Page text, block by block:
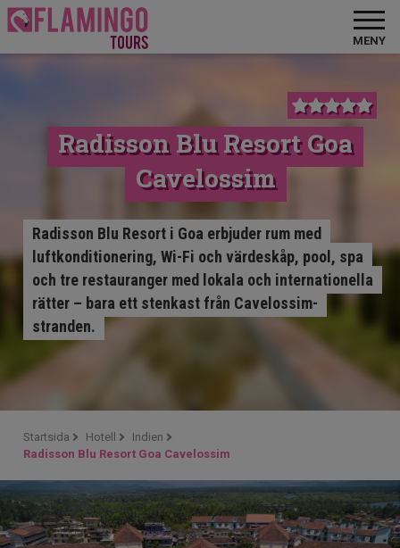
MENY
Radisson Blu Resort Goa
Cavelossim
Radisson Blu Resort i Goa erbjuder rum med
luftkonditionering, Wi-Fi och värdeskåp, pool, spa
och tre restauranger med lokala och internationella
rätter – bara ett stenkast från Cavelossim-
stranden.
Startsida Hotell
Indien
Radisson Blu Resort Goa Cavelossim